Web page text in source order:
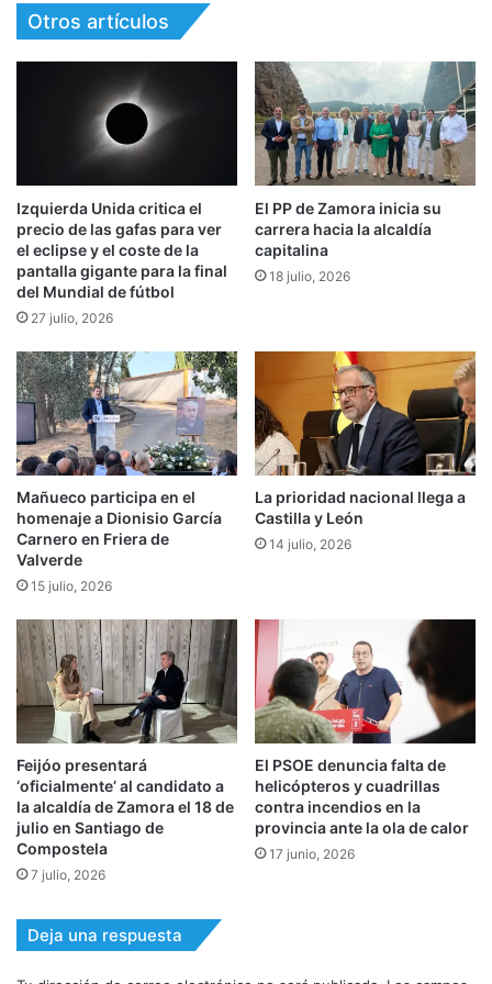
Otros artículos
Izquierda Unida critica el
precio de las gafas para ver
el eclipse y el coste de la
pantalla gigante para la final
del Mundial de fútbol
27 julio, 2026
El PP de Zamora inicia su
carrera hacia la alcaldía
capitalina
18 julio, 2026
Mañueco participa en el
homenaje a Dionisio García
Carnero en Friera de
Valverde
15 julio, 2026
La prioridad nacional llega a
Castilla y León
14 julio, 2026
Feijóo presentará
‘oficialmente’ al candidato a
la alcaldía de Zamora el 18 de
julio en Santiago de
Compostela
7 julio, 2026
El PSOE denuncia falta de
helicópteros y cuadrillas
contra incendios en la
provincia ante la ola de calor
17 junio, 2026
Deja una respuesta